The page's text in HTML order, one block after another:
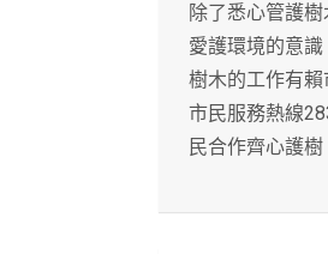
除了悉心管護
愛護環境的意
樹木的工作有
市民服務熱線
民合作齊心護